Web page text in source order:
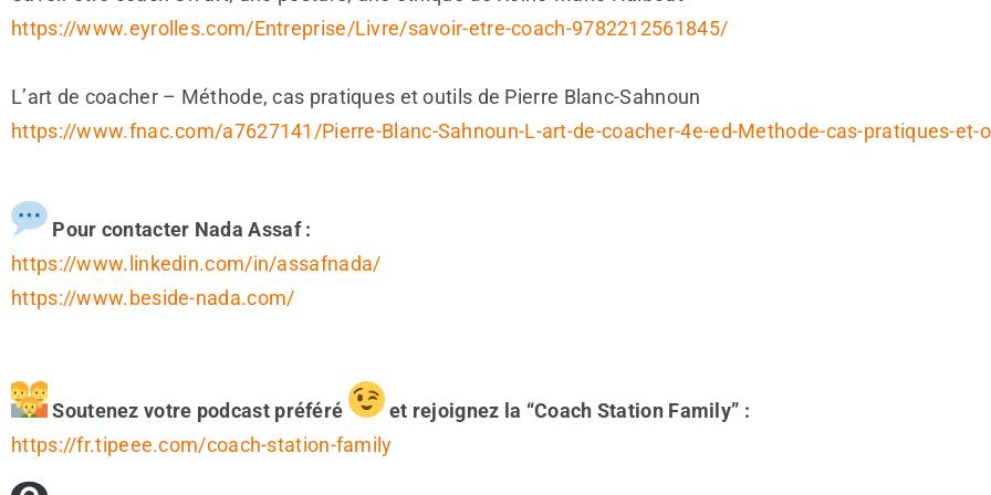
https://www.eyrolles.com/Entreprise/Livre/savoir-etre-coach-9782212561845/
L’art de coacher – Méthode, cas pratiques et outils de Pierre Blanc-Sahnoun
https://www.fnac.com/a7627141/Pierre-Blanc-Sahnoun-L-art-de-coacher-4e-ed-Methode-cas-pratiques-et-
Pour contacter Nada Assaf :
https://www.linkedin.com/in/assafnada/
https://www.beside-nada.com/
Soutenez votre podcast préféré
et rejoignez la “Coach Station Family” :
https://fr.tipeee.com/coach-station-family